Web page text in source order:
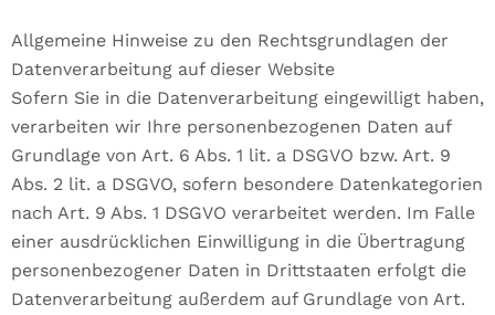
Allgemeine Hinweise zu den Rechtsgrundlagen der
Datenverarbeitung auf dieser Website
Sofern Sie in die Datenverarbeitung eingewilligt haben,
verarbeiten wir Ihre personenbezogenen Daten auf
Grundlage von Art. 6 Abs. 1 lit. a DSGVO bzw. Art. 9
Abs. 2 lit. a DSGVO, sofern besondere Datenkategorien
nach Art. 9 Abs. 1 DSGVO verarbeitet werden. Im Falle
einer ausdrücklichen Einwilligung in die Übertragung
personenbezogener Daten in Drittstaaten erfolgt die
Datenverarbeitung außerdem auf Grundlage von Art.